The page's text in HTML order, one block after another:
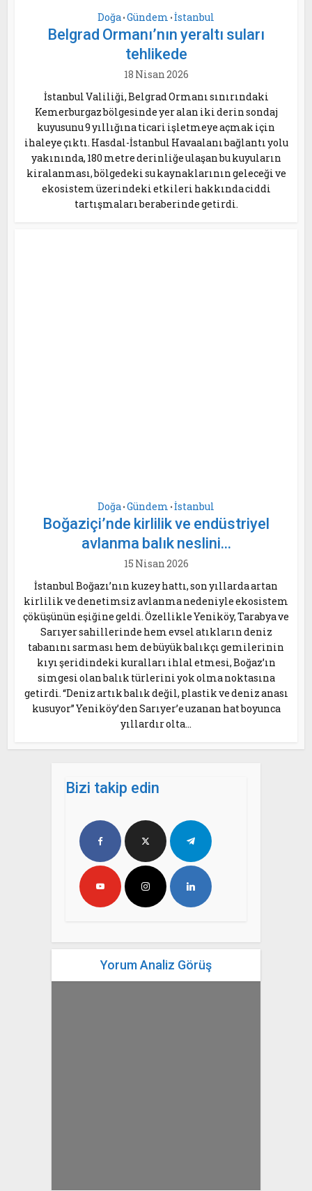
Doğa•Gündem •İstanbul
Belgrad Ormanı’nın yeraltı suları
tehlikede
18 Nisan 2026
İstanbul Valiliği, Belgrad Ormanı sınırındaki
Kemerburgaz bölgesinde yer alan iki derin sondaj
kuyusunu 9 yıllığına ticari işletmeye açmak için
ihaleye çıktı. Hasdal-İstanbul Havaalanı bağlantı yolu
yakınında, 180 metre derinliğe ulaşan bu kuyuların
kiralanması, bölgedeki su kaynaklarının geleceği ve
ekosistem üzerindeki etkileri hakkında ciddi
tartışmaları beraberinde getirdi.
Doğa•Gündem •İstanbul
Boğaziçi’nde kirlilik ve endüstriyel
avlanma balık neslini...
15 Nisan 2026
İstanbul Boğazı’nın kuzey hattı, son yıllarda artan
kirlilik ve denetimsiz avlanma nedeniyle ekosistem
çöküşünün eşiğine geldi. Özellikle Yeniköy, Tarabya ve
Sarıyer sahillerinde hem evsel atıkların deniz
tabanını sarması hem de büyük balıkçı gemilerinin
kıyı şeridindeki kuralları ihlal etmesi, Boğaz’ın
simgesi olan balık türlerini yok olma noktasına
getirdi. “Deniz artık balık değil, plastik ve deniz anası
kusuyor” Yeniköy’den Sarıyer’e uzanan hat boyunca
yıllardır olta...
Bizi takip edin
Yorum Analiz Görüş